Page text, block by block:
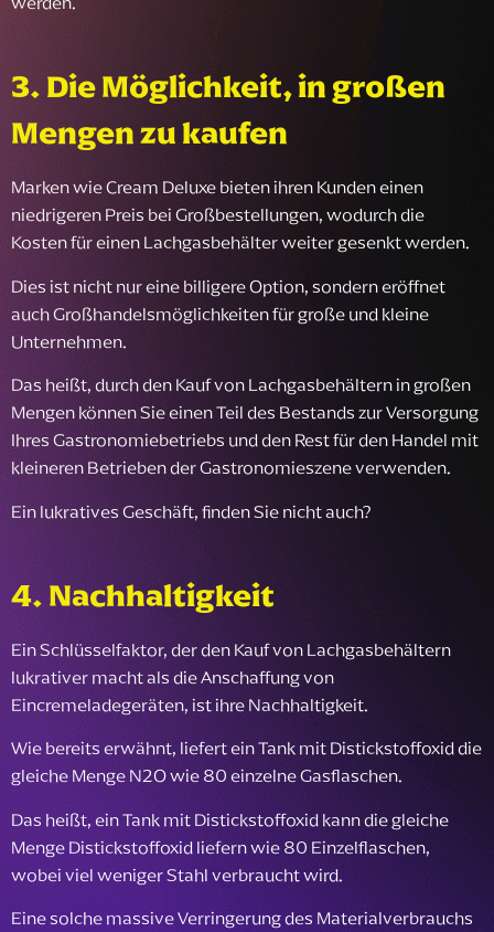
3. Die Möglichkeit, in großen
Mengen zu kaufen
Marken wie Cream Deluxe bieten ihren Kunden einen
niedrigeren Preis bei Großbestellungen, wodurch die
Kosten für einen Lachgasbehälter weiter gesenkt werden.
Dies ist nicht nur eine billigere Option, sondern eröffnet
auch Großhandelsmöglichkeiten für große und kleine
Unternehmen.
Das heißt, durch den Kauf von Lachgasbehältern in großen
Mengen können Sie einen Teil des Bestands zur Versorgung
Ihres Gastronomiebetriebs und den Rest für den Handel mit
kleineren Betrieben der Gastronomieszene verwenden.
Ein lukratives Geschäft, finden Sie nicht auch?
4. Nachhaltigkeit
Ein Schlüsselfaktor, der den Kauf von Lachgasbehältern
lukrativer macht als die Anschaffung von
Eincremeladegeräten, ist ihre Nachhaltigkeit.
Wie bereits erwähnt, liefert ein Tank mit Distickstoffoxid die
gleiche Menge N2O wie 80 einzelne Gasflaschen.
Das heißt, ein Tank mit Distickstoffoxid kann die gleiche
Menge Distickstoffoxid liefern wie 80 Einzelflaschen,
wobei viel weniger Stahl verbraucht wird.
Eine solche massive Verringerung des Materialverbrauchs